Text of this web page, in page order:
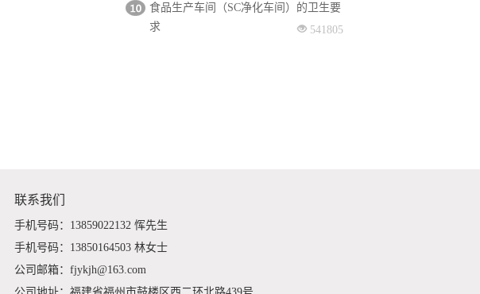
食品生产车间（SC净化车间）的卫生要
求
541805
联系我们
手机号码：13859022132 恽先生
手机号码：13850164503 林女士
公司邮箱：fjykjh@163.com